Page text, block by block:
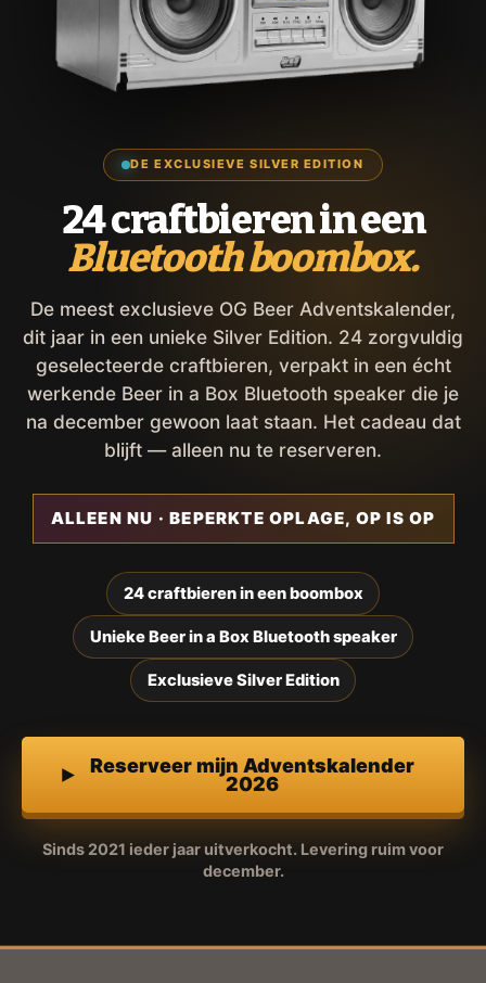
DE EXCLUSIEVE SILVER EDITION
24 craftbieren in een
Bluetooth boombox.
De meest exclusieve OG Beer Adventskalender,
dit jaar in een unieke Silver Edition. 24 zorgvuldig
geselecteerde craftbieren, verpakt in een écht
werkende Beer in a Box Bluetooth speaker die je
na december gewoon laat staan. Het cadeau dat
blijft — alleen nu te reserveren.
ALLEEN NU · BEPERKTE OPLAGE, OP IS OP
24 craftbieren in een boombox
Unieke Beer in a Box Bluetooth speaker
Exclusieve Silver Edition
Reserveer mijn Adventskalender
2026
Sinds 2021 ieder jaar uitverkocht. Levering ruim voor
december.